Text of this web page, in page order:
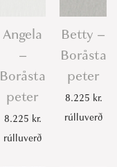
Angela
–
Boråsta
peter
8.225 kr.
rúlluverð
Betty –
Boråsta
peter
8.225 kr.
rúlluverð